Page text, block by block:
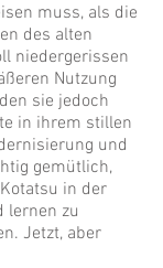
muss, als die
des alten
niedergerissen
Nutzung
sie jedoch
in ihrem stillen
und
gemütlich,
in der
lernen zu
Jetzt, aber